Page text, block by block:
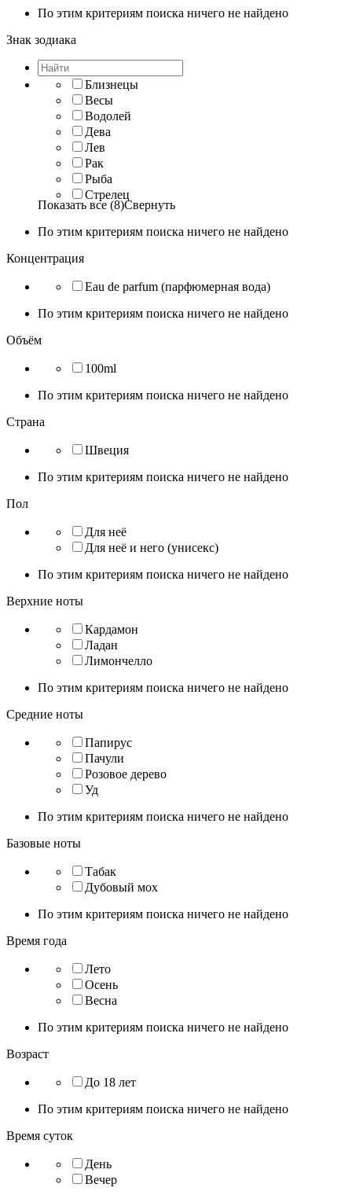
По этим критериям поиска ничего не найдено
Знак зодиака
Близнецы
Весы
Водолей
Дева
Лев
Рак
Рыба
Стрелец
Показать все (8)Свернуть
По этим критериям поиска ничего не найдено
Концентрация
Eau de parfum (парфюмерная вода)
По этим критериям поиска ничего не найдено
Объём
100ml
По этим критериям поиска ничего не найдено
Страна
Швеция
По этим критериям поиска ничего не найдено
Пол
Для неё
Для неё и него (унисекс)
По этим критериям поиска ничего не найдено
Верхние ноты
Кардамон
Ладан
Лимончелло
По этим критериям поиска ничего не найдено
Средние ноты
Папирус
Пачули
Розовое дерево
Уд
По этим критериям поиска ничего не найдено
Базовые ноты
Табак
Дубовый мох
По этим критериям поиска ничего не найдено
Время года
Лето
Осень
Весна
По этим критериям поиска ничего не найдено
Возраст
До 18 лет
По этим критериям поиска ничего не найдено
Время суток
День
Вечер